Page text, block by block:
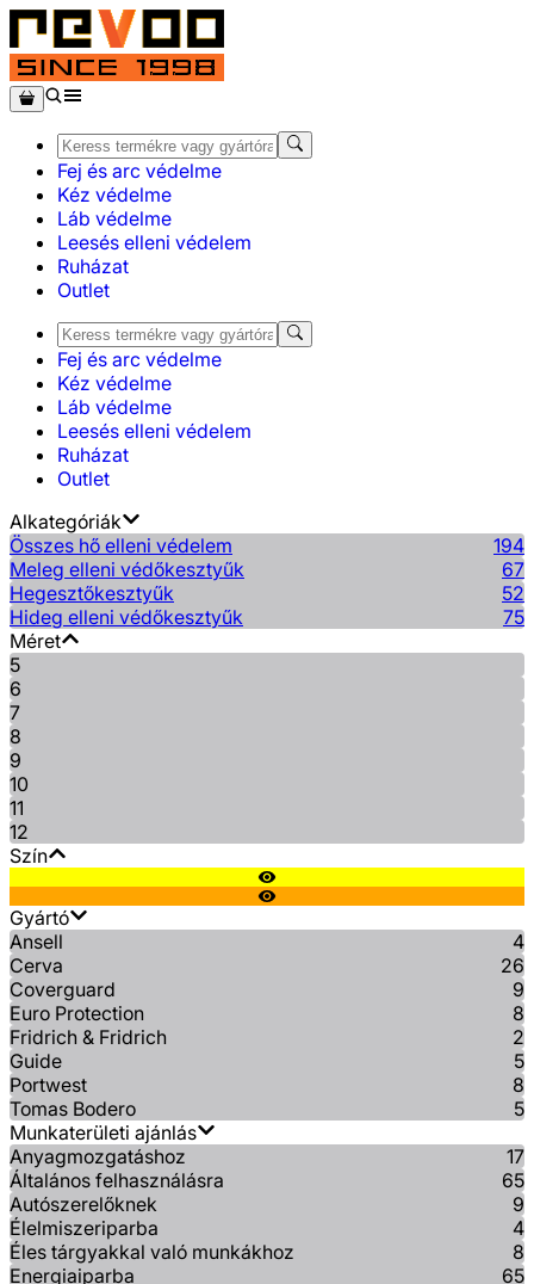
Fej és arc védelme
Kéz védelme
Láb védelme
Leesés elleni védelem
Ruházat
Outlet
Fej és arc védelme
Kéz védelme
Láb védelme
Leesés elleni védelem
Ruházat
Outlet
Alkategóriák
Összes hő elleni védelem
194
Meleg elleni védőkesztyűk
67
Hegesztőkesztyűk
52
Hideg elleni védőkesztyűk
75
Méret
5
6
7
8
9
10
11
12
Szín
Gyártó
Ansell
4
Cerva
26
Coverguard
9
Euro Protection
8
Fridrich & Fridrich
2
Guide
5
Portwest
8
Tomas Bodero
5
Munkaterületi ajánlás
Anyagmozgatáshoz
17
Általános felhasználásra
65
Autószerelőknek
9
Élelmiszeriparba
4
Éles tárgyakkal való munkákhoz
8
Energiaiparba
65